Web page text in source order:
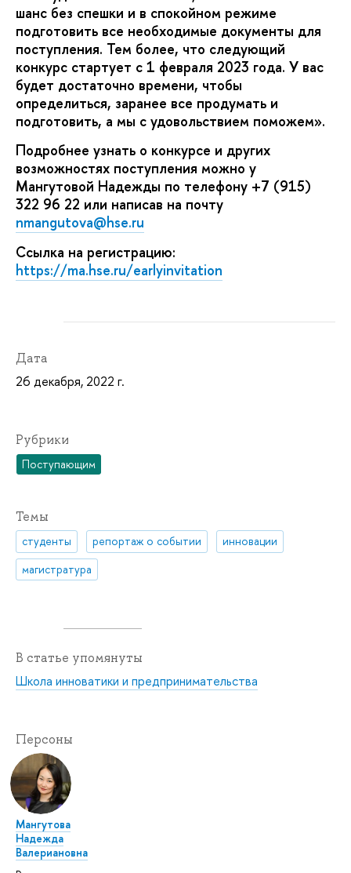
шанс без спешки и в спокойном режиме
подготовить все необходимые документы для
поступления. Тем более, что следующий
конкурс стартует с 1 февраля 2023 года. У вас
будет достаточно времени, чтобы
определиться, заранее все продумать и
подготовить, а мы с удовольствием поможем».
Подробнее узнать о конкурсе и других
возможностях поступления можно у
Мангутовой Надежды по телефону +7 (915)
322 96 22 или написав на почту
nmangutova@hse.ru
Ссылка на регистрацию:
https://ma.hse.ru/earlyinvitation
Дата
26 декабря, 2022 г.
Рубрики
Поступающим
Темы
студенты репортаж о событии
инновации
магистратура
В статье упомянуты
Школа инноватики и предпринимательства
Персоны
Мангутова
Надежда
Валериановна